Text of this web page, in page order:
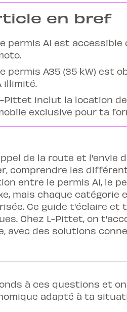
en bref
permis A1 est accessible
permis A35 (35 kW) est
illimité.
Pittet inclut la location
exclusive pour ta
de la route et l'envie
comprendre les
entre le permis A1, le
mais chaque
Ce guide t'éclaire et
Chez L-Pittet, on
avec des solutions
à ces questions et
adapté à ta